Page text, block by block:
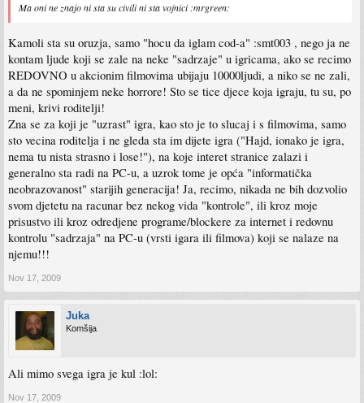
Ma oni ne znajo ni sta su civili ni sta vojnici :mrgreen:
Kamoli sta su oruzja, samo "hocu da iglam cod-a" :smt003 , nego ja ne
kontam ljude koji se zale na neke "sadrzaje" u igricama, ako se recimo
REDOVNO u akcionim filmovima ubijaju 10000ljudi, a niko se ne zali,
a da ne spominjem neke horrore! Sto se tice djece koja igraju, tu su, po
meni, krivi roditelji!
Zna se za koji je "uzrast" igra, kao sto je to slucaj i s filmovima, samo
sto vecina roditelja i ne gleda sta im dijete igra ("Hajd, ionako je igra,
nema tu nista strasno i lose!"), na koje interet stranice zalazi i
generalno sta radi na PC-u, a uzrok tome je opća "informatička
neobrazovanost" starijih generacija! Ja, recimo, nikada ne bih dozvolio
svom djetetu na racunar bez nekog vida "kontrole", ili kroz moje
prisustvo ili kroz odredjene programe/blockere za internet i redovnu
kontrolu "sadrzaja" na PC-u (vrsti igara ili filmova) koji se nalaze na
njemu!!!
Nov 17, 2009
Juka
Komšija
Ali mimo svega igra je kul :lol:
Nov 17, 2009